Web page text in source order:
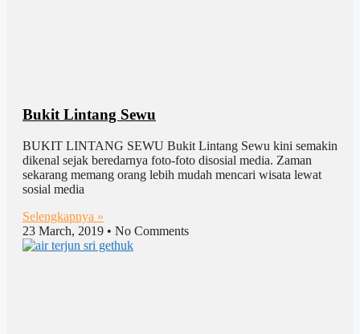
Bukit Lintang Sewu
BUKIT LINTANG SEWU Bukit Lintang Sewu kini semakin
dikenal sejak beredarnya foto-foto disosial media. Zaman
sekarang memang orang lebih mudah mencari wisata lewat
sosial media
Selengkapnya »
23 March, 2019
No Comments